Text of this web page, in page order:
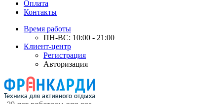
Оплата
Контакты
Время работы
ПН-ВС: 10:00 - 21:00
Клиент-центр
Регистрация
Авторизация